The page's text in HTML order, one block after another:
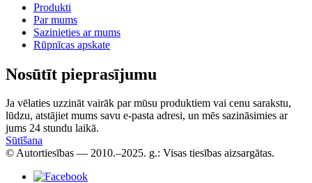
Produkti
Par mums
Sazinieties ar mums
Rūpnīcas apskate
Nosūtīt pieprasījumu
Ja vēlaties uzzināt vairāk par mūsu produktiem vai cenu sarakstu,
lūdzu, atstājiet mums savu e-pasta adresi, un mēs sazināsimies ar
jums 24 stundu laikā.
Sūtīšana
© Autortiesības — 2010.–2025. g.: Visas tiesības aizsargātas.